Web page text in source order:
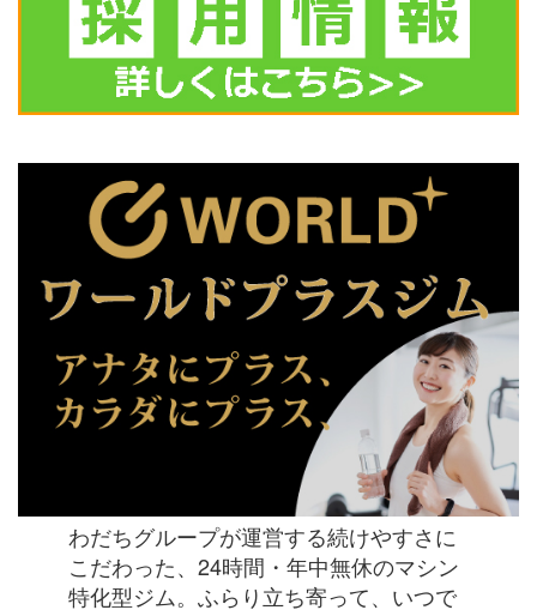
わだちグループが運営する続けやすさに
こだわった、24時間・年中無休のマシン
特化型ジム。ふらり立ち寄って、いつで